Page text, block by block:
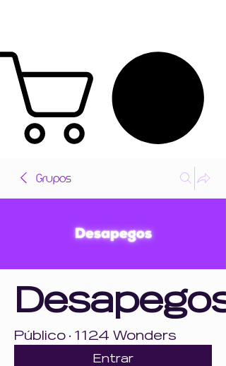
Grupos
Desapegos
Público · 1124 Wonders
Entrar